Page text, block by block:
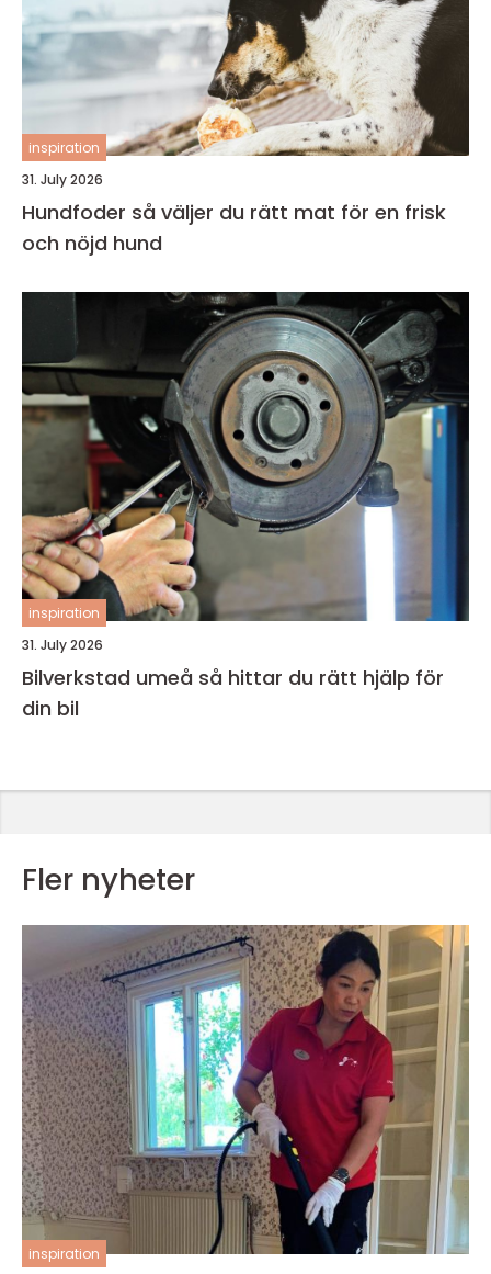
inspiration
31. July 2026
Hundfoder så väljer du rätt mat för en frisk
och nöjd hund
inspiration
31. July 2026
Bilverkstad umeå så hittar du rätt hjälp för
din bil
Fler nyheter
inspiration